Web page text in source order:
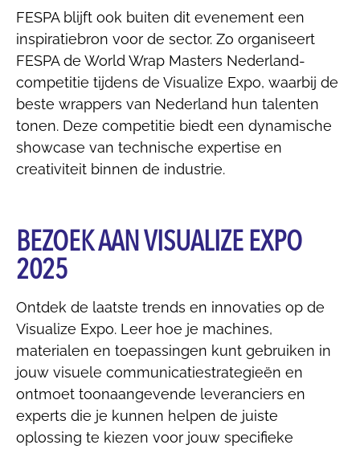
FESPA blijft ook buiten dit evenement een
inspiratiebron voor de sector. Zo organiseert
FESPA de World Wrap Masters Nederland-
competitie tijdens de Visualize Expo, waarbij de
beste wrappers van Nederland hun talenten
tonen. Deze competitie biedt een dynamische
showcase van technische expertise en
creativiteit binnen de industrie.
BEZOEK AAN VISUALIZE EXPO
2025
Ontdek de laatste trends en innovaties op de
Visualize Expo. Leer hoe je machines,
materialen en toepassingen kunt gebruiken in
jouw visuele communicatiestrategieën en
ontmoet toonaangevende leveranciers en
experts die je kunnen helpen de juiste
oplossing te kiezen voor jouw specifieke